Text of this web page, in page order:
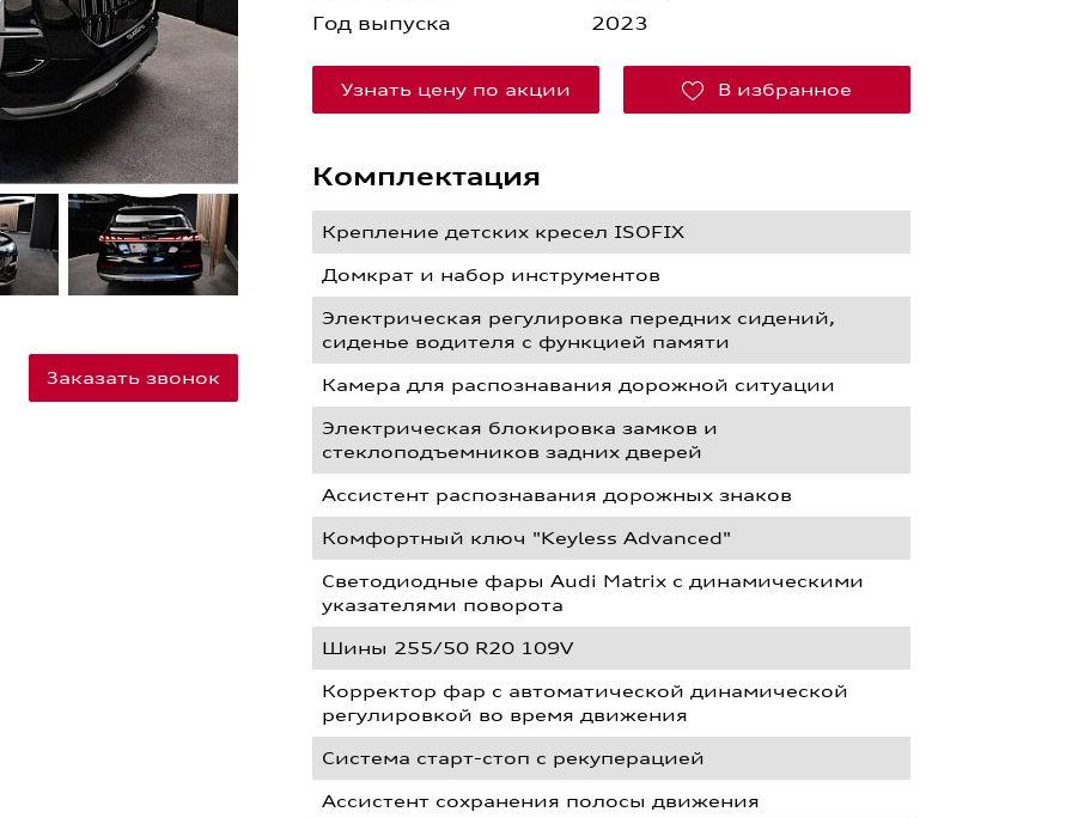
Заказать звонок
Год выпуска
2023
Узнать цену по акции В избранное
Комплектация
Крепление детских кресел ISOFIX
Домкрат и набор инструментов
Электрическая регулировка передних сидений,
сиденье водителя с функцией памяти
Камера для распознавания дорожной ситуации
Электрическая блокировка замков и
стеклоподъемников задних дверей
Ассистент распознавания дорожных знаков
Комфортный ключ "Keyless Advanced"
Светодиодные фары Audi Matrix с динамическими
указателями поворота
Шины 255/50 R20 109V
Корректор фар с автоматической динамической
регулировкой во время движения
Система старт-стоп с рекуперацией
Ассистент сохранения полосы движения